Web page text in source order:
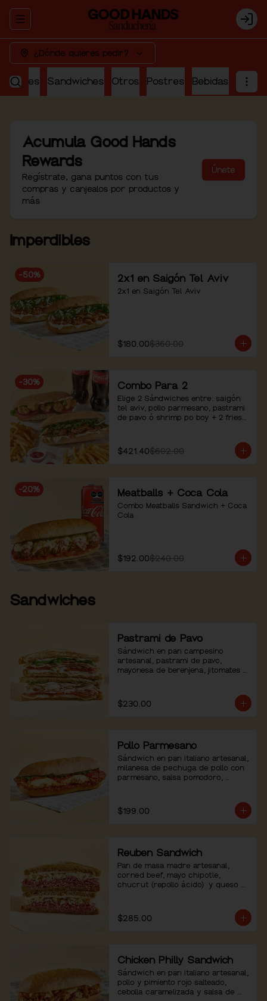
Abrir menu de navegación
¿Dónde quieres pedir?
Sandwiches Otros Postres Bebidas
Acumula Good Hands
Rewards
Regístrate, gana puntos con tus
compras y canjealos por productos y
más
Únete
Imperdibles
-50% 2x1 en Saigón Tel Aviv
2x1 en Saigón Tel Aviv
$180.00$360.00
-30% Combo Para 2
Elige 2 Sándwiches entre: saigón
tel aviv, pollo parmesano, pastrami
de pavo ó shrimp po boy + 2 fries+
$421.40$602.00
-20% Meatballs + Coca Cola
Combo Meatballs Sandwich + Coca
Cola
$192.00$240.00
Sandwiches
Pastrami de Pavo
Sándwich en pan campesino
artesanal, pastrami de pavo,
mayonesa de berenjena, jitomates
$230.00
Pollo Parmesano
Sándwich en pan italiano artesanal,
milanesa de pechuga de pollo con
parmesano, salsa pomodoro,
$199.00
Reuben Sandwich
Pan de masa madre artesanal,
corned beef, mayo chipotle,
chucrut (repollo ácido)  y queso
$285.00
Chicken Philly Sandwich
Sándwich en pan italiano artesanal,
pollo y pimiento rojo salteado,
cebolla caramelizada y salsa de